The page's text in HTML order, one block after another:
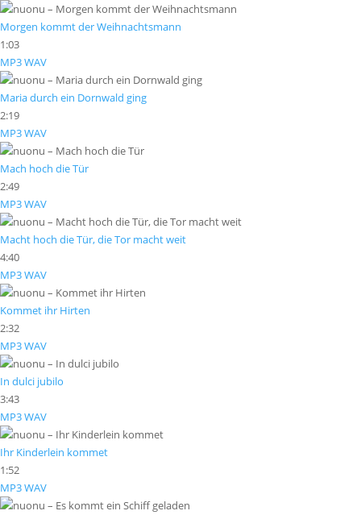
Morgen kommt der Weihnachtsmann
1:03
MP3WAV
Maria durch ein Dornwald ging
2:19
MP3WAV
Mach hoch die Tür
2:49
MP3WAV
Macht hoch die Tür, die Tor macht weit
4:40
MP3WAV
Kommet ihr Hirten
2:32
MP3WAV
In dulci jubilo
3:43
MP3WAV
Ihr Kinderlein kommet
1:52
MP3WAV